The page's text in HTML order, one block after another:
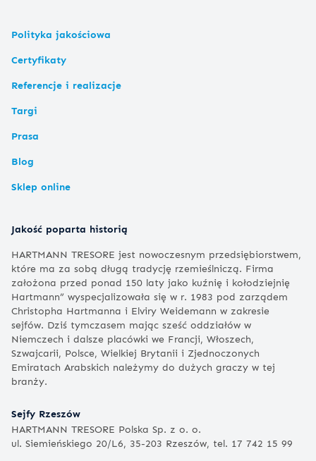
Polityka jakościowa
Certyfikaty
Referencje i realizacje
Targi
Prasa
Blog
Sklep online
Jakość poparta historią
HARTMANN TRESORE jest nowoczesnym przedsiębiorstwem,
które ma za sobą długą tradycję rzemieślniczą. Firma
założona przed ponad 150 laty jako kuźnię i kołodziejnię
Hartmann” wyspecjalizowała się w r. 1983 pod zarządem
Christopha Hartmanna i Elviry Weidemann w zakresie
sejfów. Dziś tymczasem mając sześć oddziałów w
Niemczech i dalsze placówki we Francji, Włoszech,
Szwajcarii, Polsce, Wielkiej Brytanii i Zjednoczonych
Emiratach Arabskich należymy do dużych graczy w tej
branży.
Sejfy Rzeszów
HARTMANN TRESORE Polska Sp. z o. o.
ul. Siemieńskiego 20/L6, 35-203 Rzeszów, tel. 17 742 15 99